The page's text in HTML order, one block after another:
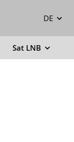
DE
Sat LNB